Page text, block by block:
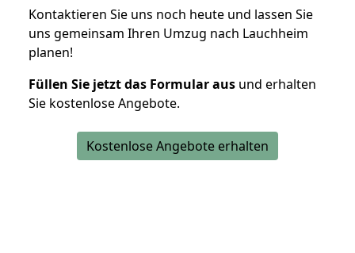
Kontaktieren Sie uns noch heute und lassen Sie
uns gemeinsam Ihren Umzug nach Lauchheim
planen!
Füllen Sie jetzt das Formular aus und erhalten
Sie kostenlose Angebote.
Kostenlose Angebote erhalten